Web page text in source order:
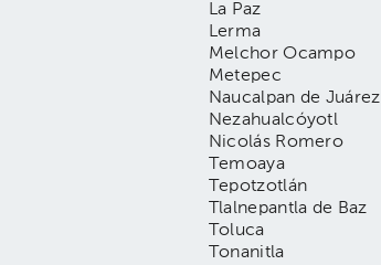
La Paz
Lerma
Melchor Ocampo
Metepec
Naucalpan de Juárez
Nezahualcóyotl
Nicolás Romero
Temoaya
Tepotzotlán
Tlalnepantla de Baz
Toluca
Tonanitla